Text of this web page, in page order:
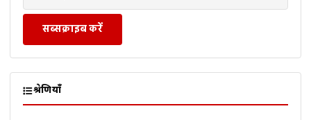
सब्सक्राइब करें
श्रेणियाँ